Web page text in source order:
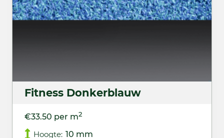
Fitness Donkerblauw
€33.50 per m2
Hoogte: 10 mm